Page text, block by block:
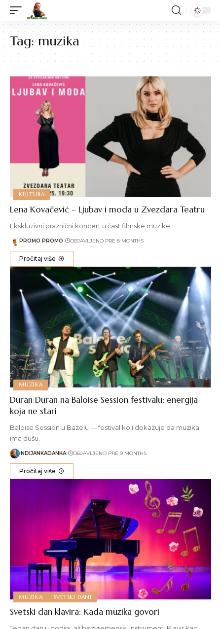
Tag: muzika
KULTURA
Lena Kovačević – Ljubav i moda u Zvezdara Teatru
Ekskluzivni praznični koncert u čast filmske muzike
PROMO PROMO OBJAVLJENO PRE 8 MONTHS
Pročitaj više
MUZIKA
Duran Duran na Baloise Session festivalu: energija
koja ne stari
Baloise Session u Bazelu — festival koji dokazuje da muzika
ima dušu.
INDIJANKADANKA OBJAVLJENO PRE 9 MONTHS
Pročitaj više
MUZIKA SVETSKI DANI
Svetski dan klavira: Kada muzika govori